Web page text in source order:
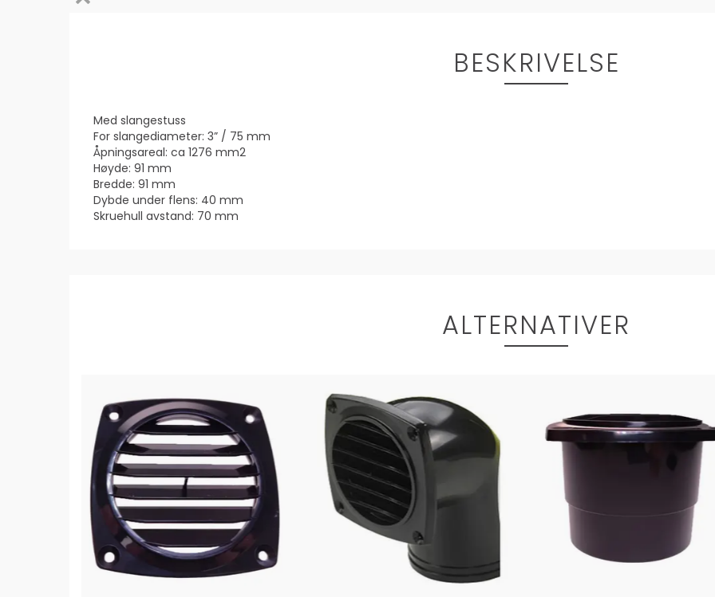
BESKRIVELSE
Med slangestuss
For slangediameter: 3” / 75 mm
Åpningsareal: ca 1276 mm2
Høyde: 91 mm
Bredde: 91 mm
Dybde under flens: 40 mm
Skruehull avstand: 70 mm
ALTERNATIVER